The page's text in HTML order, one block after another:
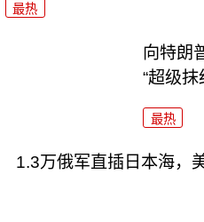
最热
向特朗
“超级抹
最热
1.3万俄军直插日本海，